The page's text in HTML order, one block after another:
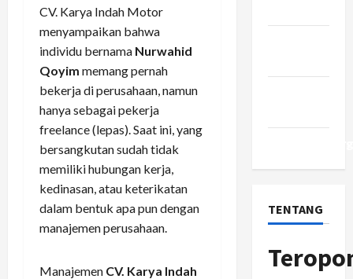
CV. Karya Indah Motor
menyampaikan bahwa
individu bernama Nurwahid
Qoyim memang pernah
bekerja di perusahaan, namun
hanya sebagai pekerja
freelance (lepas). Saat ini, yang
bersangkutan sudah tidak
memiliki hubungan kerja,
kedinasan, atau keterikatan
dalam bentuk apa pun dengan
manajemen perusahaan.
Manajemen CV. Karya Indah
TENTANG